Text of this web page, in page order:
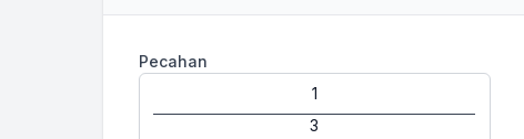
Pecahan